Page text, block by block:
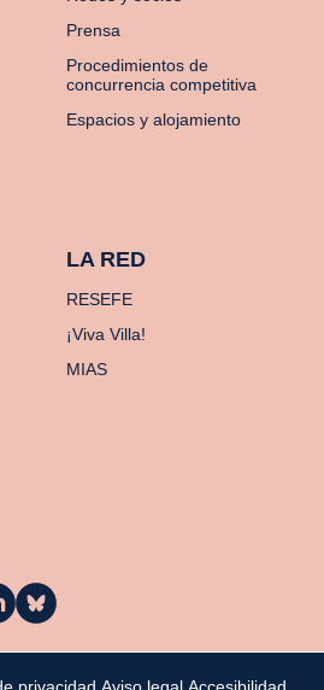
Prensa
Procedimientos de
concurrencia competitiva
Espacios y alojamiento
LA RED
RESEFE
¡Viva Villa!
MIAS
La
en
Bluesky